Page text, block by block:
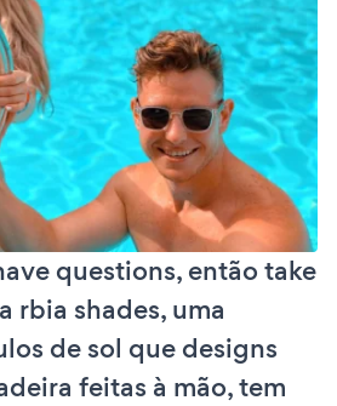
questions, então take
rbia shades, uma
de sol que designs
feitas à mão, tem